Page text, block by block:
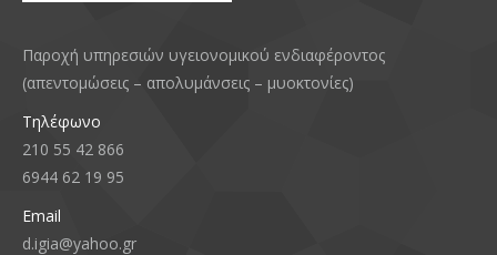
Παροχή υπηρεσιών υγειονομικού ενδιαφέροντος
(απεντομώσεις – απολυμάνσεις – μυοκτονίες)
Τηλέφωνο
210 55 42 866
6944 62 19 95
Email
d.igia@yahoo.gr